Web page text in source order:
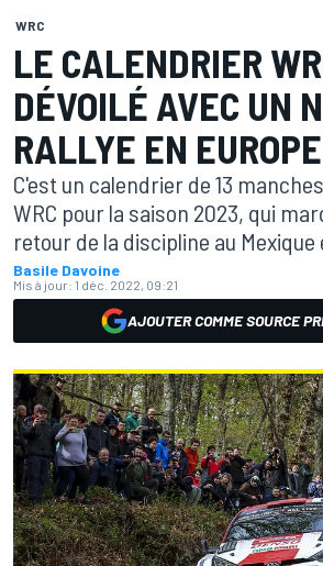
WRC
LE CALENDRIER
DÉVOILÉ AVEC UN
RALLYE EN EUROPE
C'est un calendrier de 13
WRC pour la saison 2023, qui
retour de la discipline au Mexique
Basile Davoine
Mis à jour: 1 déc. 2022, 09:21
AJOUTER COMME SOURCE